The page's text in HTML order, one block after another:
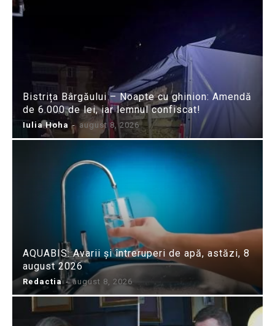
Bistrița Bârgăului – Noapte cu ghinion: Amendă
de 6.000 de lei, iar lemnul confiscat!
Iulia Hoha - august 8, 2026
AQUABIS: Avarii și întreruperi de apă, astăzi, 8
august 2026
Redactia - august 8, 2026